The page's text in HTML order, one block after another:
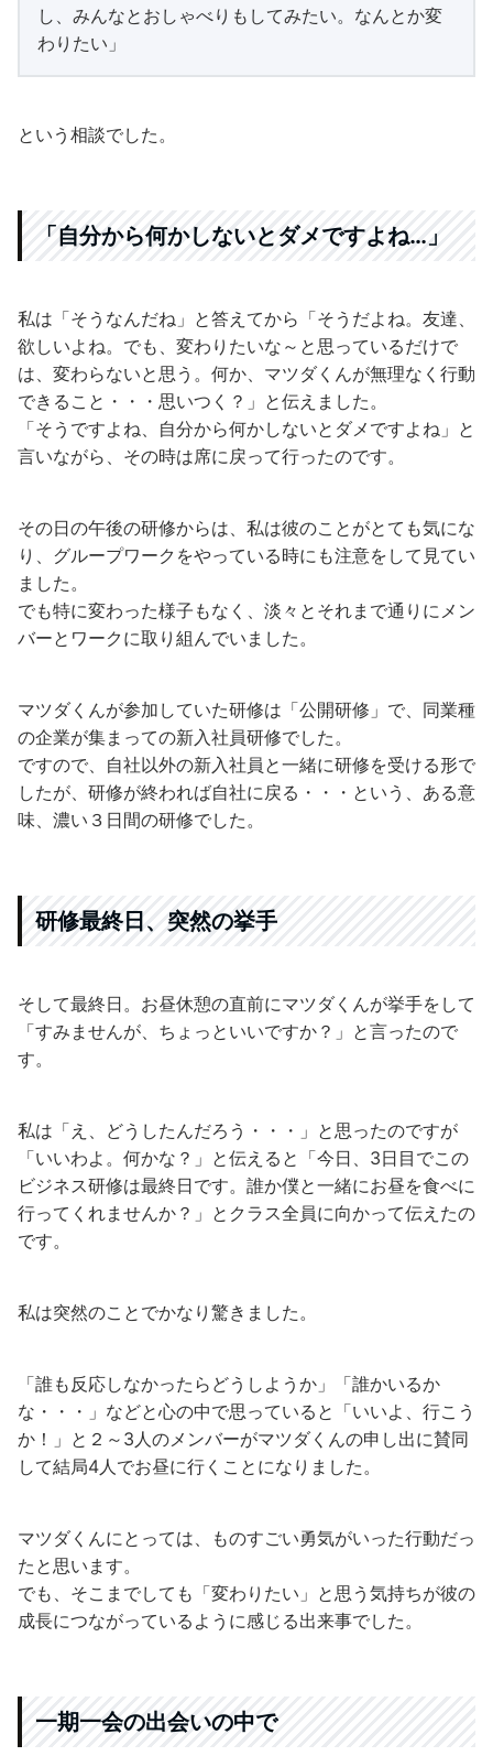
し、みんなとおしゃべりもしてみたい。なんとか変
わりたい」
という相談でした。
「自分から何かしないとダメですよね…」
私は「そうなんだね」と答えてから「そうだよね。友達、
欲しいよね。でも、変わりたいな～と思っているだけで
は、変わらないと思う。何か、マツダくんが無理なく行動
できること・・・思いつく？」と伝えました。
「そうですよね、自分から何かしないとダメですよね」と
言いながら、その時は席に戻って行ったのです。
その日の午後の研修からは、私は彼のことがとても気にな
り、グループワークをやっている時にも注意をして見てい
ました。
でも特に変わった様子もなく、淡々とそれまで通りにメン
バーとワークに取り組んでいました。
マツダくんが参加していた研修は「公開研修」で、同業種
の企業が集まっての新入社員研修でした。
ですので、自社以外の新入社員と一緒に研修を受ける形で
したが、研修が終われば自社に戻る・・・という、ある意
味、濃い３日間の研修でした。
研修最終日、突然の挙手
そして最終日。お昼休憩の直前にマツダくんが挙手をして
「すみませんが、ちょっといいですか？」と言ったので
す。
私は「え、どうしたんだろう・・・」と思ったのですが
「いいわよ。何かな？」と伝えると「今日、3日目でこの
ビジネス研修は最終日です。誰か僕と一緒にお昼を食べに
行ってくれませんか？」とクラス全員に向かって伝えたの
です。
私は突然のことでかなり驚きました。
「誰も反応しなかったらどうしようか」「誰かいるか
な・・・」などと心の中で思っていると「いいよ、行こう
か！」と２～3人のメンバーがマツダくんの申し出に賛同
して結局4人でお昼に行くことになりました。
マツダくんにとっては、ものすごい勇気がいった行動だっ
たと思います。
でも、そこまでしても「変わりたい」と思う気持ちが彼の
成長につながっているように感じる出来事でした。
一期一会の出会いの中で